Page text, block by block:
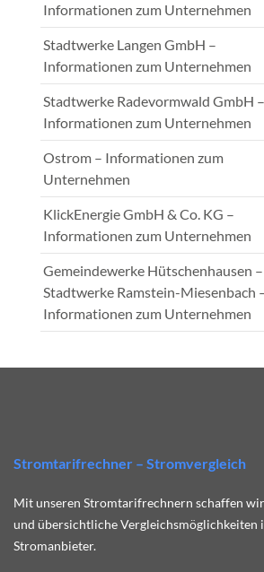
Informationen zum Unternehmen
Stadtwerke Langen GmbH –
Informationen zum Unternehmen
Stadtwerke Radevormwald GmbH –
Informationen zum Unternehmen
Ostrom – Informationen zum
Unternehmen
KlickEnergie GmbH & Co. KG –
Informationen zum Unternehmen
Gemeindewerke Hütschenhausen –
Stadtwerke Ramstein-Miesenbach
Informationen zum Unternehmen
Stromtarifrechner – Stromvergleich
Mit unseren Stromtarifrechnern schaffen
und übersichtliche Vergleichsmöglichkeiten
Stromanbieter.